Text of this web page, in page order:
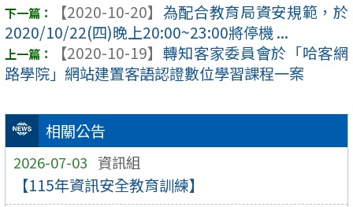
相關公告
2026-07-03 資訊組
【115年資訊安全教育訓練】
【2020-10-20】 為配合教育局資安規範，於
2020/10/22(四)晚上20:00~23:00將停機 ...
【2020-10-19】 轉知客家委員會於「哈客網
路學院」網站建置客語認證數位學習課程一案